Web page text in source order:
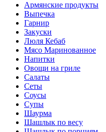
Армянские продукты
Выпечка
Гарнир
Закуски
Люля Кебаб
Мясо Маринованное
Напитки
Овощи на гриле
Салаты
Сеты
Соусы
Супы
Шаурма
Шашлык по весу